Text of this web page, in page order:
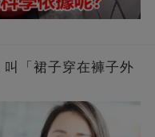
「裙子穿在褲子外